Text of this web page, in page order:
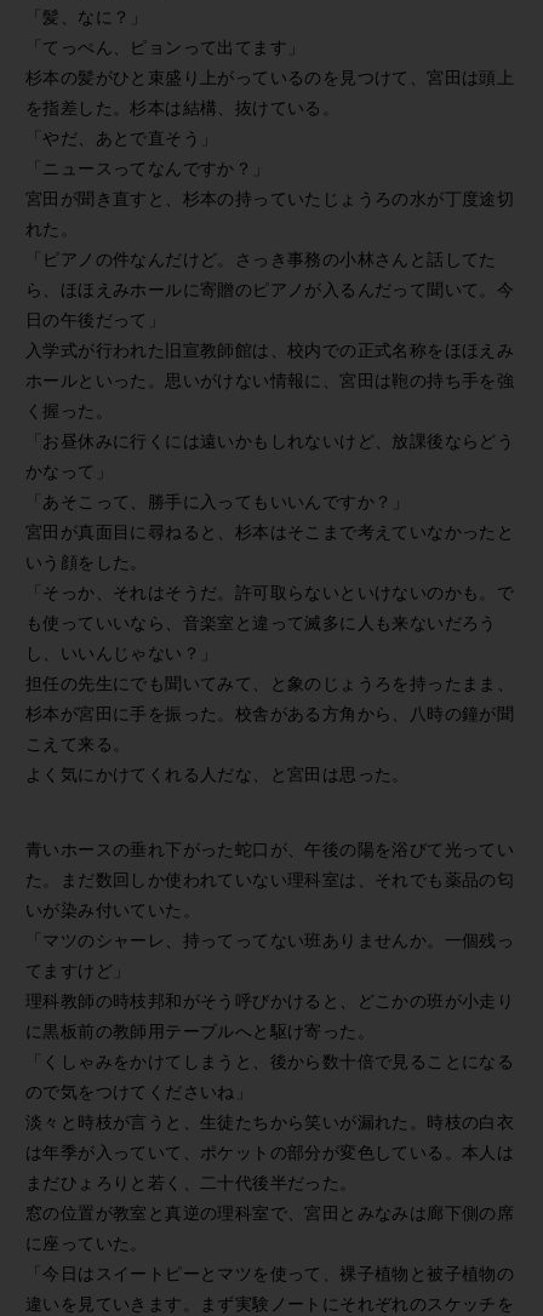
「髪、なに？」
「てっぺん、ピョンって出てます」
杉本の髪がひと束盛り上がっているのを見つけて、宮田は頭上
を指差した。杉本は結構、抜けている。
「やだ、あとで直そう」
「ニュースってなんですか？」
宮田が聞き直すと、杉本の持っていたじょうろの水が丁度途切
れた。
「ピアノの件なんだけど。さっき事務の小林さんと話してた
ら、ほほえみホールに寄贈のピアノが入るんだって聞いて。今
日の午後だって」
入学式が行われた旧宣教師館は、校内での正式名称をほほえみ
ホールといった。思いがけない情報に、宮田は鞄の持ち手を強
く握った。
「お昼休みに行くには遠いかもしれないけど、放課後ならどう
かなって」
「あそこって、勝手に入ってもいいんですか？」
宮田が真面目に尋ねると、杉本はそこまで考えていなかったと
いう顔をした。
「そっか、それはそうだ。許可取らないといけないのかも。で
も使っていいなら、音楽室と違って滅多に人も来ないだろう
し、いいんじゃない？」
担任の先生にでも聞いてみて、と象のじょうろを持ったまま、
杉本が宮田に手を振った。校舎がある方角から、八時の鐘が聞
こえて来る。
よく気にかけてくれる人だな、と宮田は思った。
青いホースの垂れ下がった蛇口が、午後の陽を浴びて光ってい
た。まだ数回しか使われていない理科室は、それでも薬品の匂
いが染み付いていた。
「マツのシャーレ、持ってってない班ありませんか。一個残っ
てますけど」
理科教師の時枝邦和がそう呼びかけると、どこかの班が小走り
に黒板前の教師用テーブルへと駆け寄った。
「くしゃみをかけてしまうと、後から数十倍で見ることになる
ので気をつけてくださいね」
淡々と時枝が言うと、生徒たちから笑いが漏れた。時枝の白衣
は年季が入っていて、ポケットの部分が変色している。本人は
まだひょろりと若く、二十代後半だった。
窓の位置が教室と真逆の理科室で、宮田とみなみは廊下側の席
に座っていた。
「今日はスイートピーとマツを使って、裸子植物と被子植物の
違いを見ていきます。まず実験ノートにそれぞれのスケッチを